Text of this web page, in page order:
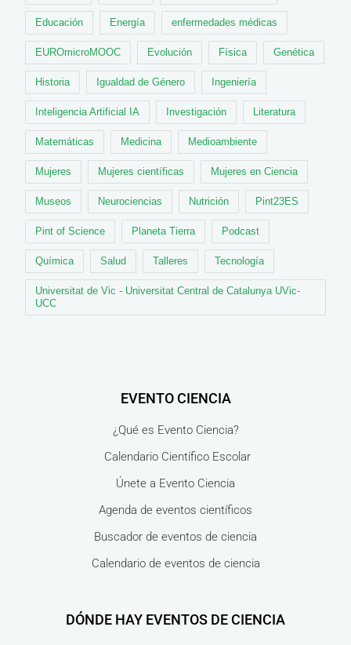
Educación Energía enfermedades médicas
EUROmicroMOOC Evolución Física Genética
Historia Igualdad de Género Ingeniería
Inteligencia Artificial IA Investigación Literatura
Matemáticas Medicina Medioambiente
Mujeres Mujeres científicas Mujeres en Ciencia
Museos Neurociencias Nutrición Pint23ES
Pint of Science Planeta Tierra Podcast
Química Salud Talleres Tecnología
Universitat de Vic - Universitat Central de Catalunya UVic-
UCC
EVENTO CIENCIA
¿Qué es Evento Ciencia?
Calendario Científico Escolar
Únete a Evento Ciencia
Agenda de eventos científicos
Buscador de eventos de ciencia
Calendario de eventos de ciencia
DÓNDE HAY EVENTOS DE CIENCIA